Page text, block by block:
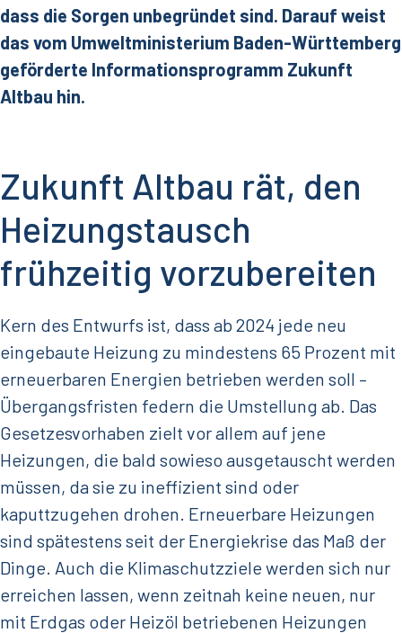
dass die Sorgen unbegründet sind. Darauf weist
das vom Umweltministerium Baden-Württemberg
geförderte Informationsprogramm Zukunft
Altbau hin.
Zukunft Altbau rät, den
Heizungstausch
frühzeitig vorzubereiten
Kern des Entwurfs ist, dass ab 2024 jede neu
eingebaute Heizung zu mindestens 65 Prozent mit
erneuerbaren Energien betrieben werden soll –
Übergangsfristen federn die Umstellung ab. Das
Gesetzesvorhaben zielt vor allem auf jene
Heizungen, die bald sowieso ausgetauscht werden
müssen, da sie zu ineffizient sind oder
kaputtzugehen drohen. Erneuerbare Heizungen
sind spätestens seit der Energiekrise das Maß der
Dinge. Auch die Klimaschutzziele werden sich nur
erreichen lassen, wenn zeitnah keine neuen, nur
mit Erdgas oder Heizöl betriebenen Heizungen